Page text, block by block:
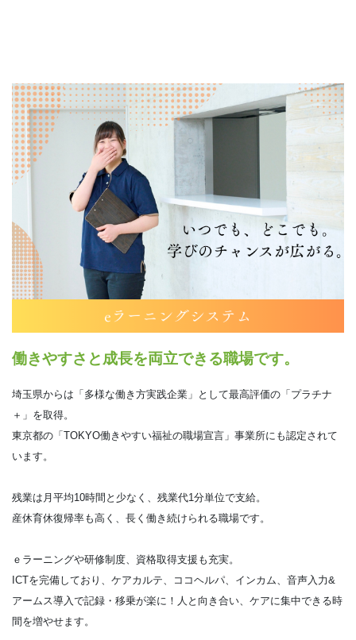
働きやすさと成長を両立できる職場です。
埼玉県からは「多様な働き方実践企業」として最高評価の「プラチナ
＋」を取得。
東京都の「TOKYO働きやすい福祉の職場宣言」事業所にも認定されて
います。
残業は月平均10時間と少なく、残業代1分単位で支給。
産休育休復帰率も高く、長く働き続けられる職場です。
ｅラーニングや研修制度、資格取得支援も充実。
ICTを完備しており、ケアカルテ、ココヘルパ、インカム、音声入力&
アームス導入で記録・移乗が楽に！人と向き合い、ケアに集中できる時
間を増やせます。